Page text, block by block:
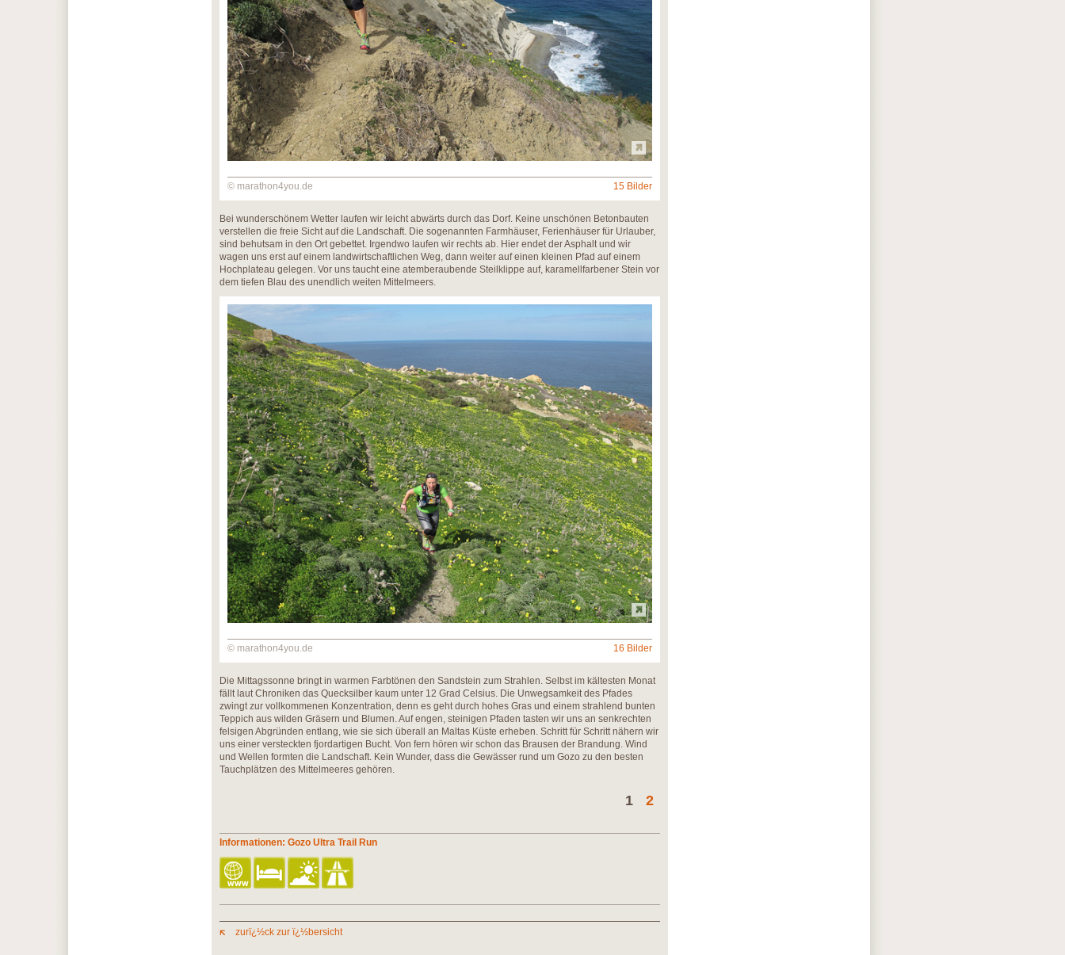
© marathon4you.de 15 Bilder
Bei wunderschönem Wetter laufen wir leicht abwärts durch das Dorf. Keine unschönen Betonbauten
verstellen die freie Sicht auf die Landschaft. Die sogenannten Farmhäuser, Ferienhäuser für Urlauber,
sind behutsam in den Ort gebettet. Irgendwo laufen wir rechts ab. Hier endet der Asphalt und wir
wagen uns erst auf einem landwirtschaftlichen Weg, dann weiter auf einen kleinen Pfad auf einem
Hochplateau gelegen. Vor uns taucht eine atemberaubende Steilklippe auf, karamellfarbener Stein vor
dem tiefen Blau des unendlich weiten Mittelmeers.
© marathon4you.de 16 Bilder
Die Mittagssonne bringt in warmen Farbtönen den Sandstein zum Strahlen. Selbst im kältesten Monat
fällt laut Chroniken das Quecksilber kaum unter 12 Grad Celsius. Die Unwegsamkeit des Pfades
zwingt zur vollkommenen Konzentration, denn es geht durch hohes Gras und einem strahlend bunten
Teppich aus wilden Gräsern und Blumen. Auf engen, steinigen Pfaden tasten wir uns an senkrechten
felsigen Abgründen entlang, wie sie sich überall an Maltas Küste erheben. Schritt für Schritt nähern wir
uns einer versteckten fjordartigen Bucht. Von fern hören wir schon das Brausen der Brandung. Wind
und Wellen formten die Landschaft. Kein Wunder, dass die Gewässer rund um Gozo zu den besten
Tauchplätzen des Mittelmeeres gehören.
1 2
Informationen: Gozo Ultra Trail Run
zurï¿½ck zur ï¿½bersicht